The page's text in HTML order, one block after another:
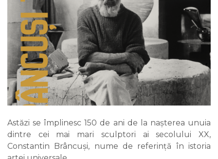
Astăzi se împlinesc 150 de ani de la nașterea unuia
dintre cei mai mari sculptori ai secolului XX,
Constantin Brâncuși, nume de referință în istoria